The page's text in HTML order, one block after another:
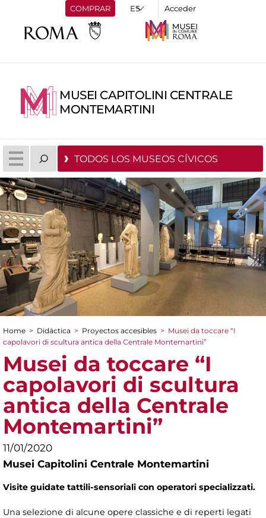
COMPRAR Acceder
MUSEI CAPITOLINI CENTRALE
MONTEMARTINI
TODOS LOS MUSEOS CÍVICOS
You are here
Home > Didáctica > Proyectos accesibles > Musei da toccare “I
capolavori di scultura antica della Centrale Montemartini”
Musei da toccare “I
capolavori di scultura
antica della Centrale
Montemartini”
11/01/2020
Musei Capitolini Centrale Montemartini
Visite guidate tattili-sensoriali con operatori specializzati.
Una selezione di alcune opere classiche e di reperti legati